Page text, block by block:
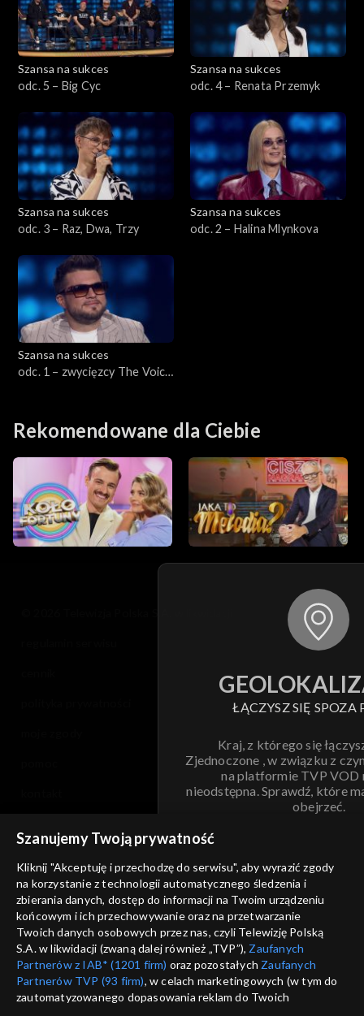
Szansa na sukces
odc. 5 – Big Cyc
Szansa na sukces
odc. 4 – Renata Przemyk
Szansa na sukces
odc. 3 – Raz, Dwa, Trzy
Szansa na sukces
odc. 2 – Halina Mlynkova
Szansa na sukces
odc. 1 – zwycięzcy The Voice
Rekomendowane dla Ciebie
ŁĄCZYSZ SIĘ SPOZA
Kraj, z którego się
Zjednoczone , w związku z
na platformie TVP VOD
nieodstępna. Sprawdź, które
obejrzeć.
ANULUJ
informacje o dostawcy usług
Szanujemy Twoją prywatność
Kliknij "Akceptuję i przechodzę do serwisu", aby wyrazić zgody
na korzystanie z technologii automatycznego śledzenia i
zbierania danych, dostęp do informacji na Twoim urządzeniu
końcowym i ich przechowywanie oraz na przetwarzanie
Twoich danych osobowych przez nas, czyli Telewizję Polską
S.A. w likwidacji (zwaną dalej również „TVP”), Zaufanych
Partnerów z IAB* (1201 firm) oraz pozostałych Zaufanych
Partnerów TVP (93 firm), w celach marketingowych (w tym do
zautomatyzowanego dopasowania reklam do Twoich